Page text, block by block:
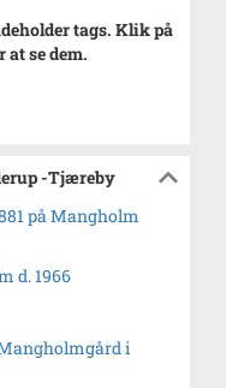
tags. Klik på
at se dem.
-Tjæreby
på Mangholm
d. 1966
i